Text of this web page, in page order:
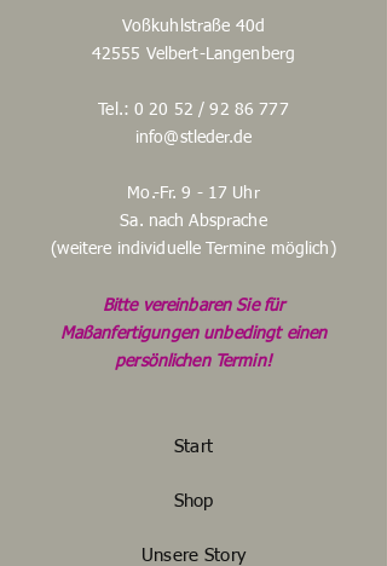
Voßkuhlstraße 40d
42555 Velbert-Langenberg
Tel.: 0 20 52 /92 86 777
info@stleder.de
Mo.-Fr. 9 - 17 Uhr
Sa. nach Absprache
(weitere individuelle Termine möglich)
Bitte vereinbaren Sie für
Maßanfertigungen unbedingt einen
persönlichen Termin!
Start
Shop
Unsere Story